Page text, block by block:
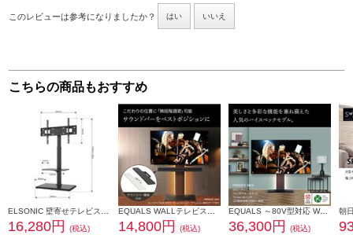
このレビューは参考になりましたか？ はい いいえ
こちらの商品もおすすめ
16,280円 (税込) 14,800円
(税込)
EQUALS ～80V型対応 WALL TVStand V3ロータイプ ウォールナット EQUALS WLTVB5238
36,300円
(税込)